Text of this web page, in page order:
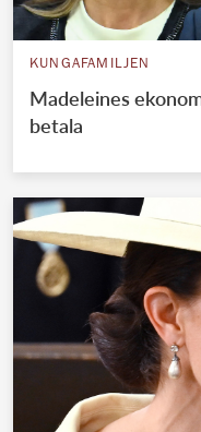
KUNGAFAMILJEN
Madeleines
betala